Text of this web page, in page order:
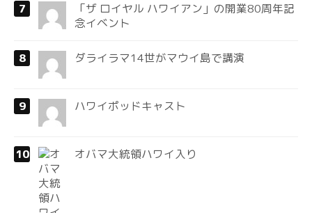
「ザ ロイヤル ハワイアン」の開業80周年記
念イベント
ダライラマ14世がマウイ島で講演
ハワイポッドキャスト
オバマ大統領ハワイ入り